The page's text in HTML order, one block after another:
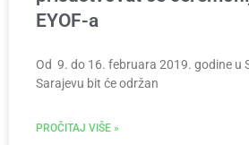
EYOF-a
Od 9. do 16. februara 2019. godine u
Sarajevu bit će održan
PROČITAJ VIŠE »